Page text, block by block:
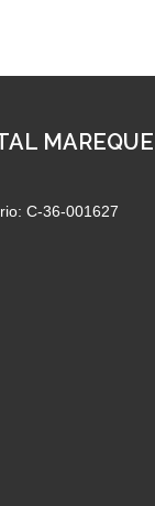
MAREQUE
C-36-001627